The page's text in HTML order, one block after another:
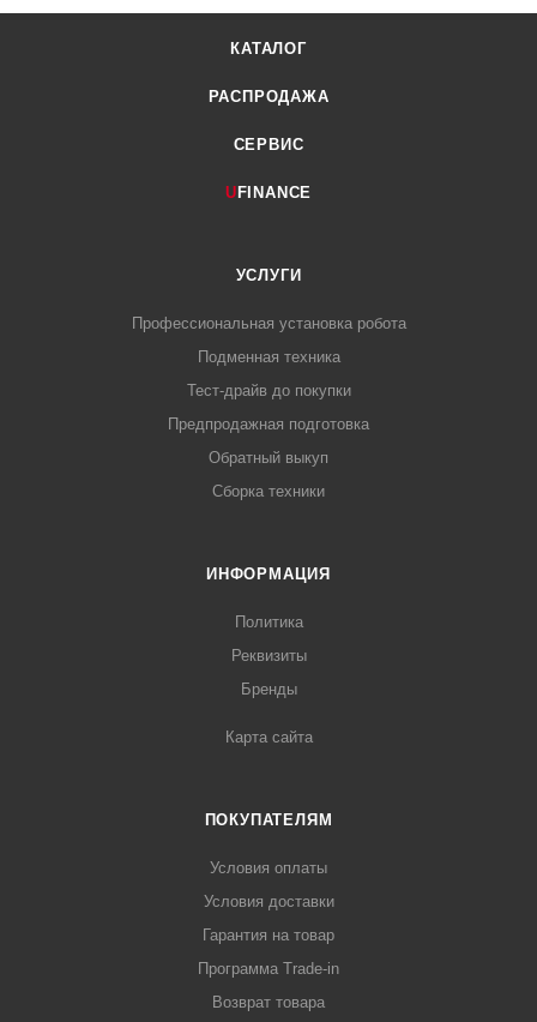
КАТАЛОГ
РАСПРОДАЖА
СЕРВИС
U FINANCE
УСЛУГИ
Профессиональная установка робота
Подменная техника
Тест-драйв до покупки
Предпродажная подготовка
Обратный выкуп
Сборка техники
ИНФОРМАЦИЯ
Политика
Реквизиты
Бренды
Карта сайта
ПОКУПАТЕЛЯМ
Условия оплаты
Условия доставки
Гарантия на товар
Программа Trade-in
Возврат товара